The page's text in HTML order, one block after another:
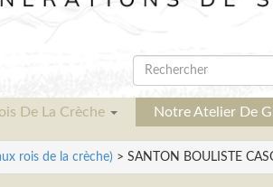
De La Crèche Notre Atelier De
rois de la crèche) > SANTON BOULISTE